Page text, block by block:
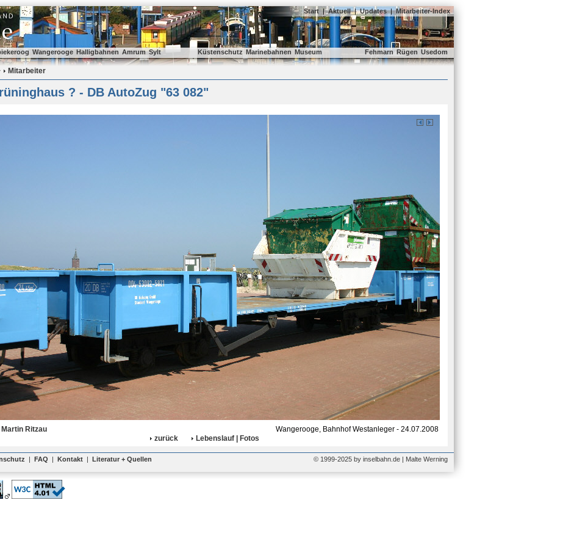
Start | Aktuell | Updates | Mitarbeiter-Index
Wangerooge Halligbahnen Amrum Sylt Küstenschutz Marinebahnen Museum Fehmarn Rügen Usedom
Mitarbeiter
? - DB AutoZug "63 082"
Martin Ritzau
Wangerooge, Bahnhof Westanleger - 24.07.2008
zurück
Lebenslauf | Fotos
| FAQ | Kontakt | Literatur + Quellen © 1999-2025 by inselbahn.de | Malte Werning